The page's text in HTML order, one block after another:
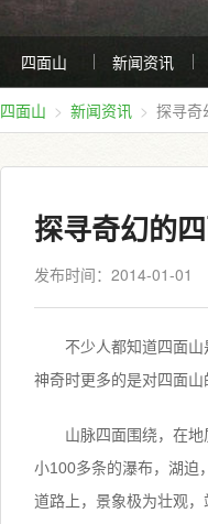
四面山 新闻资讯
四面山 新闻资讯 探寻奇
探寻奇幻的
发布时间：2014-01-01
不少人都知道四面
神奇时更多的是对四面
山脉四面围绕，在地
小100多条的瀑布，湖
道路上，景象极为壮观